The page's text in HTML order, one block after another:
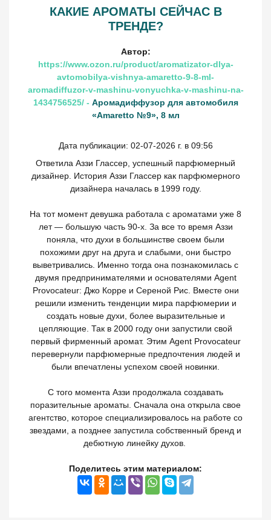
КАКИЕ АРОМАТЫ СЕЙЧАС В
ТРЕНДЕ?
Автор:
https://www.ozon.ru/product/aromatizator-dlya-
avtomobilya-vishnya-amaretto-9-8-ml-
aromadiffuzor-v-mashinu-vonyuchka-v-mashinu-na-
1434756525/ - Аромадиффузор для автомобиля
«Amaretto №9», 8 мл
Дата публикации: 02-07-2026 г. в 09:56
Ответила Аззи Глассер, успешный парфюмерный
дизайнер. История Аззи Глассер как парфюмерного
дизайнера началась в 1999 году.
На тот момент девушка работала с ароматами уже 8
лет — большую часть 90-х. За все то время Аззи
поняла, что духи в большинстве своем были
похожими друг на друга и слабыми, они быстро
выветривались. Именно тогда она познакомилась с
двумя предпринимателями и основателями Agent
Provocateur: Джо Корре и Сереной Рис. Вместе они
решили изменить тенденции мира парфюмерии и
создать новые духи, более выразительные и
цепляющие. Так в 2000 году они запустили свой
первый фирменный аромат. Этим Agent Provocateur
перевернули парфюмерные предпочтения людей и
были впечатлены успехом своей новинки.
С того момента Аззи продолжала создавать
поразительные ароматы. Сначала она открыла свое
агентство, которое специализировалось на работе со
звездами, а позднее запустила собственный бренд и
дебютную линейку духов.
Поделитесь этим материалом: